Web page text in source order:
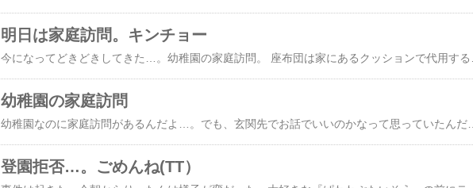
明日は家庭訪問。キンチョー
幼稚園の家庭訪問
幼稚園なのに家庭訪問があるんだよ…。でも、玄関先でお話でいいのかなって思っていたんだけど。先輩ママさんにそれを話したら｢先生には上がってもらうの～（笑）｣旦那に話したら｢…玄関先で済ませたら家庭訪問にならないだろうが｣だそうで。家庭訪問は月曜日なんだけど。ちょっと家の中片付けなくちゃなぁ。一応、和室にお通ししてお部屋に花でも飾ってお茶出せばＯＫ？？とか思ってるんだけど。さっきとあることに気づいてしまった…。我が家には座布団がない…多分、実家にもない。ああ、どうしよう。和室に通しして座布団がないなんて。４５センチ四方のクッションならあるんだけど。クッションじゃ正座で座るのツライよな…。100均一で座布団って、売っていたっけ？？明日見てこようかな…。
登園拒否…。ごめんね(TT）